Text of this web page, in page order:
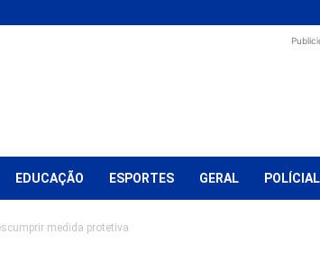
EDUCAÇÃO ESPORTES GERAL POLÍCIAL
medida protetiva